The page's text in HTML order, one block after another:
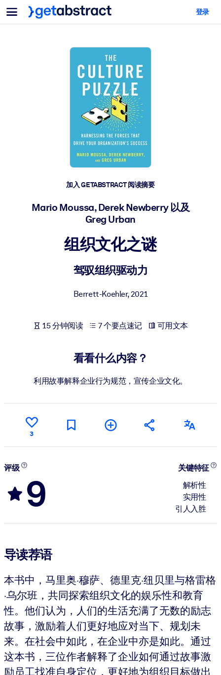
菜单
面向团队与管理者
为您的员工配备关键的人工智能技能。
帮助您的管理者为未来的工作时代做好准备。
让团队更轻松地共同学习、解决实际问题并更快采取行动。
培养您的员工应对未来挑战所需的技能。
面向 LMS/LXP
面向人工智能系统
面向人工智能系统
登录
加入 GETABSTRACT 阅读摘要
Mario Moussa, Derek Newberry 以及
Greg Urban
组织文化之谜
驾驭组织驱动力
Berrett-Koehler,2021
15 分钟阅读 7 个要点速记 可用文本
看看什么内容？
利用故事解释企业行为规范，宣传企业文化。
3
评级
9
关键特征
解析性
实用性
引人入胜
导读荐语
本书中，马里奥·穆萨、德里克·纽贝里与格雷格
·乌尔班，共同探索组织文化的娱乐性和教育
性。他们认为，人们的生活充满了无数的励志
故事，激励着人们更好地应对当下、规划未
来。在社会中如此，在企业中亦是如此。通过
这本书，三位作者解释了企业如何通过故事激
励员工找准自身定位，更好地为组织目标做出